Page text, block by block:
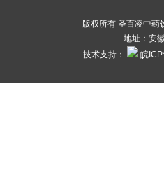
版权所有 圣百凌中
地址：安
技术支持：
皖